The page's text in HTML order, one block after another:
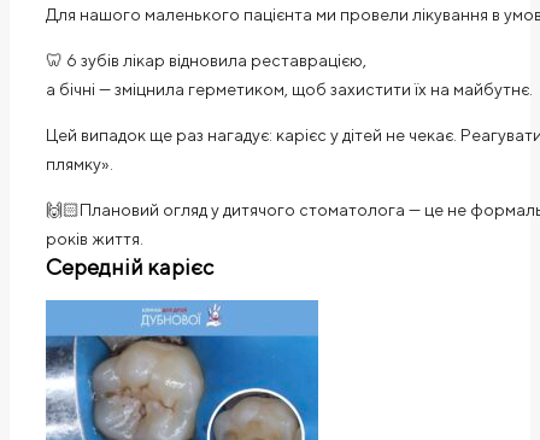
Для нашого маленького пацієнта ми провели лікування в
🦷 6 зубів лікар відновила реставрацією,
а бічні — зміцнила герметиком, щоб захистити їх на майбутнє.
Цей випадок ще раз нагадує: карієс у дітей не чекає.
плямку».
🙌🏻Плановий огляд у дитячого стоматолога — це не
років життя.
Середній карієс